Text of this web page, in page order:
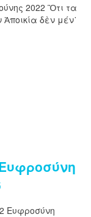
2022 Ὃτι τα
δὲν μέν᾿
Ευφροσύνη